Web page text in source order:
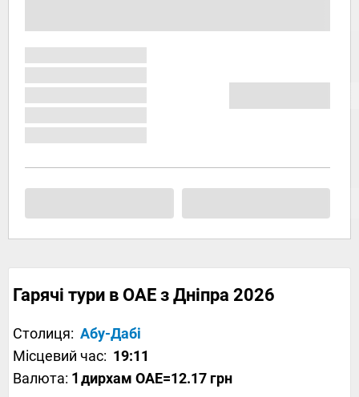
Гарячі тури в ОАЕ з Дніпра 2026
Столиця: Абу-Дабі
Місцевий час: 19:11
Валюта: 1 дирхам ОАЕ=12.17 грн